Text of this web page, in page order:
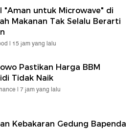
"Aman untuk Microwave" di
Makanan Tak Selalu Berarti
| 15 jam yang lalu
Pastikan Harga BBM
Tidak Naik
| 7 jam yang lalu
Kebakaran Gedung Bapenda